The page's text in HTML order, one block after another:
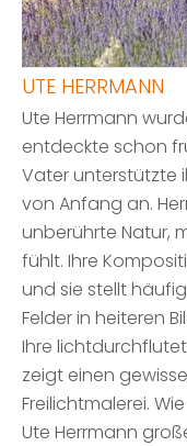
UTE HERRMANN
Ute Herrmann
entdeckte schon
Vater unterstützte
von Anfang an.
unberührte Natur,
fühlt. Ihre
und sie stellt
Felder in heiteren
Ihre
zeigt einen
Freilichtmalerei.
Ute Herrmann